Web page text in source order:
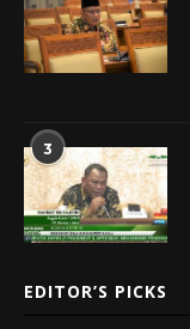
3
EDITOR’S PICKS